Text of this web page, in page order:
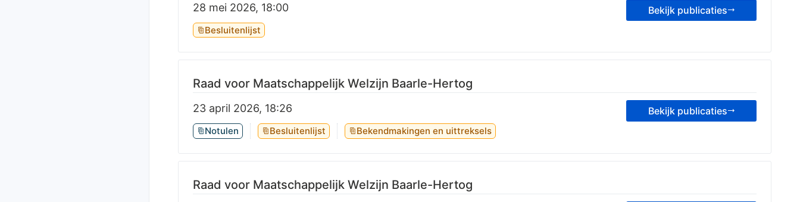
28 mei 2026, 18:00
Besluitenlijst
Bekijk publicaties
Raad voor Maatschappelijk Welzijn Baarle-Hertog
23 april 2026, 18:26
Notulen Besluitenlijst Bekendmakingen en uittreksels
Bekijk publicaties
Raad voor Maatschappelijk Welzijn Baarle-Hertog